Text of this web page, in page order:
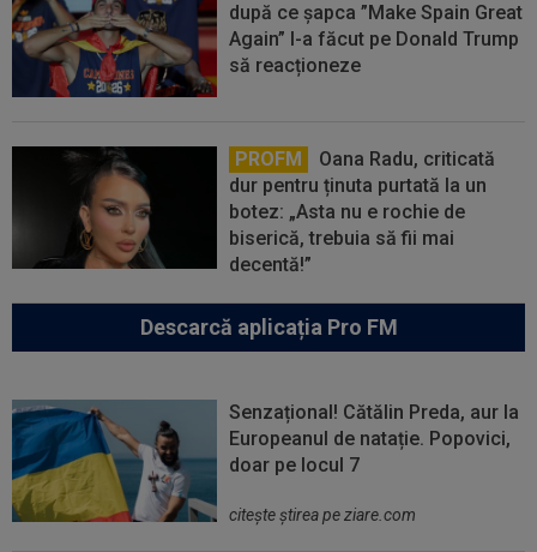
după ce șapca ”Make Spain Great
Again” l-a făcut pe Donald Trump
să reacționeze
PROFM
Oana Radu, criticată
dur pentru ținuta purtată la un
botez: „Asta nu e rochie de
biserică, trebuia să fii mai
decentă!”
Descarcă aplicația Pro FM
Senzațional! Cătălin Preda, aur la
Europeanul de natație. Popovici,
doar pe locul 7
citeşte ştirea pe ziare.com